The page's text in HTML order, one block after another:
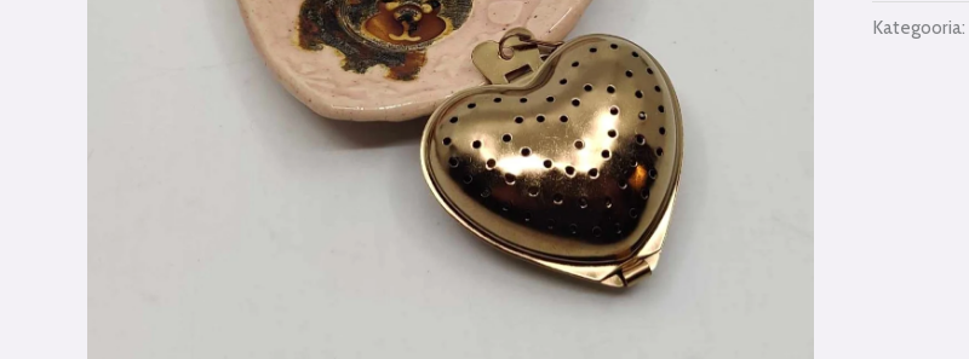
Kategooria: